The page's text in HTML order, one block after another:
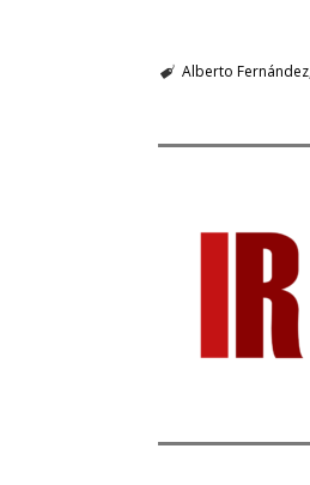
Alberto Fernández